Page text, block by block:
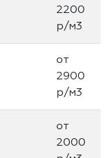
2200
р/м3
от
2900
р/м3
от
2000